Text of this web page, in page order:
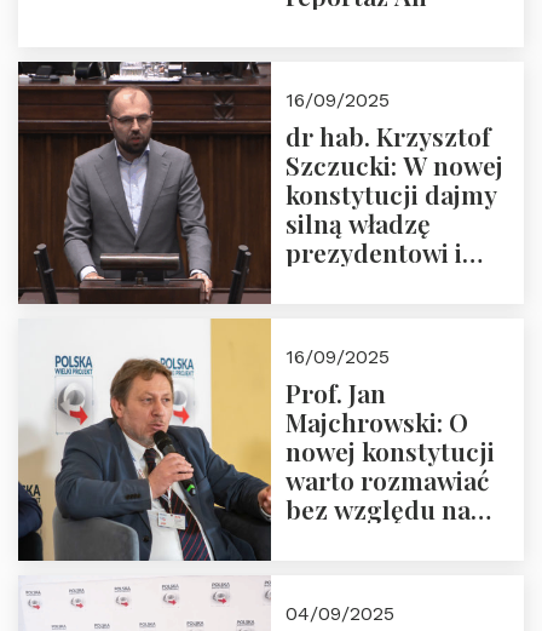
16/09/2025
dr hab. Krzysztof
Szczucki: W nowej
konstytucji dajmy
silną władzę
prezydentowi i
16/09/2025
Prof. Jan
Majchrowski: O
nowej konstytucji
warto rozmawiać
bez względu na
04/09/2025